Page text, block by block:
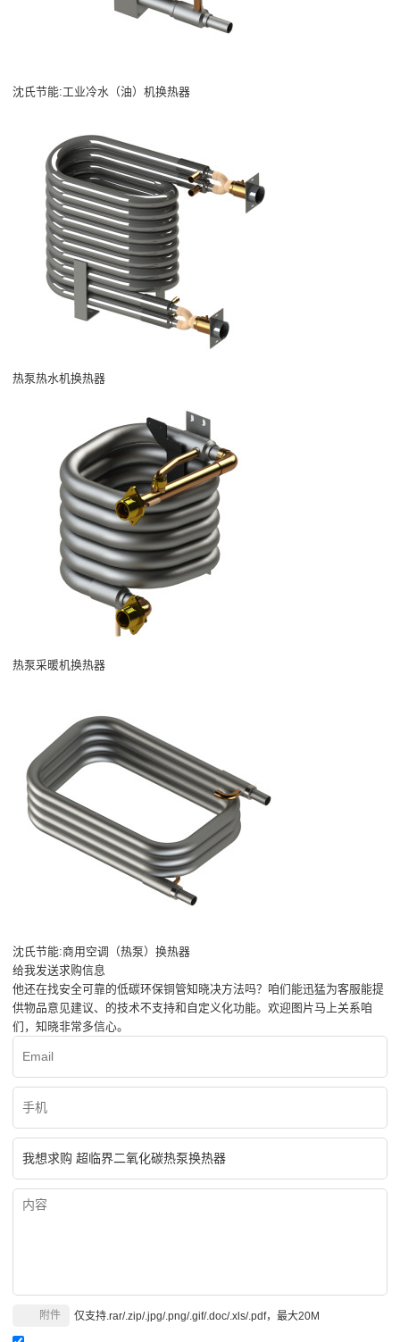
沈氏节能:工业冷水（油）机换热器
热泵热水机换热器
热泵采暖机换热器
沈氏节能:商用空调（热泵）换热器
给我发送求购信息
他还在找安全可靠的低碳环保铜管知晓决方法吗？咱们能迅猛为客服能提
供物品意见建议、的技术不支持和自定义化功能。欢迎图片马上关系咱
们，知晓非常多信心。
仅支持.rar/.zip/.jpg/.png/.gif/.doc/.xls/.pdf，最大20M
附件